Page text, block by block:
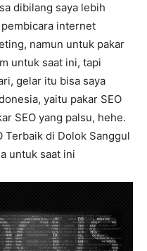
dibilang saya lebih
internet
namun untuk pakar
untuk saat ini, tapi
gelar itu bisa saya
yaitu pakar SEO
SEO yang palsu, hehe.
Terbaik di Dolok Sanggul
untuk saat ini